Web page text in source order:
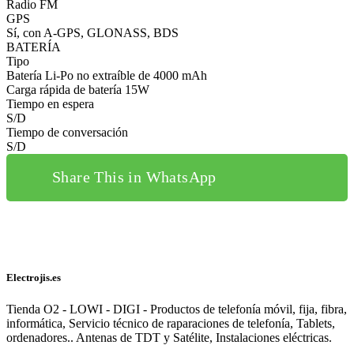
Radio FM
GPS
Sí, con A-GPS, GLONASS, BDS
BATERÍA
Tipo
Batería Li-Po no extraíble de 4000 mAh
Carga rápida de batería 15W
Tiempo en espera
S/D
Tiempo de conversación
S/D
Share This in WhatsApp
Electrojis.es
Tienda O2 - LOWI - DIGI - Productos de telefonía móvil, fija, fibra,
informática, Servicio técnico de raparaciones de telefonía, Tablets,
ordenadores.. Antenas de TDT y Satélite, Instalaciones eléctricas.